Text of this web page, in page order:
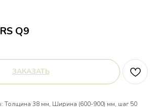
Q9
ЗАКАЗАТЬ
Толщина 38 мм, Ширина (600-900) мм, шаг 50